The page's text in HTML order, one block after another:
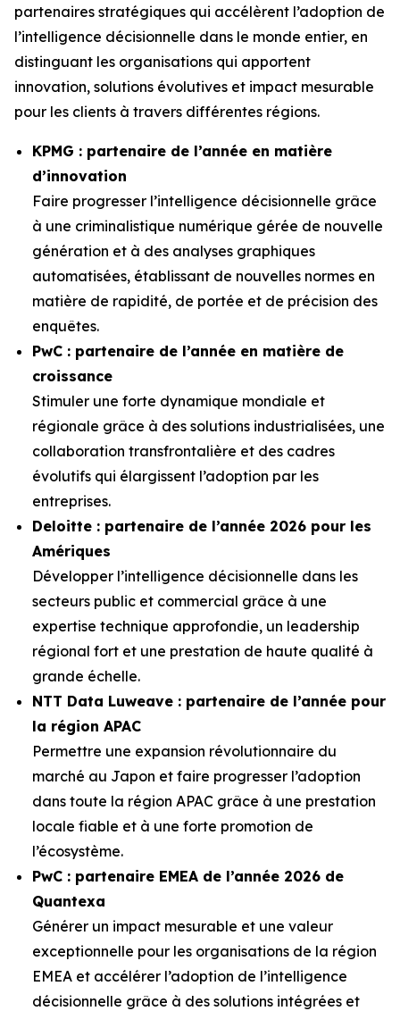
partenaires stratégiques qui accélèrent l’adoption de
l’intelligence décisionnelle dans le monde entier, en
distinguant les organisations qui apportent
innovation, solutions évolutives et impact mesurable
pour les clients à travers différentes régions.
KPMG : partenaire de l’année en matière
d’innovation
Faire progresser l’intelligence décisionnelle grâce
à une criminalistique numérique gérée de nouvelle
génération et à des analyses graphiques
automatisées, établissant de nouvelles normes en
matière de rapidité, de portée et de précision des
enquêtes.
PwC : partenaire de l’année en matière de
croissance
Stimuler une forte dynamique mondiale et
régionale grâce à des solutions industrialisées, une
collaboration transfrontalière et des cadres
évolutifs qui élargissent l’adoption par les
entreprises.
Deloitte : partenaire de l’année 2026 pour les
Amériques
Développer l’intelligence décisionnelle dans les
secteurs public et commercial grâce à une
expertise technique approfondie, un leadership
régional fort et une prestation de haute qualité à
grande échelle.
NTT Data Luweave : partenaire de l’année pour
la région APAC
Permettre une expansion révolutionnaire du
marché au Japon et faire progresser l’adoption
dans toute la région APAC grâce à une prestation
locale fiable et à une forte promotion de
l’écosystème.
PwC : partenaire EMEA de l’année 2026 de
Quantexa
Générer un impact mesurable et une valeur
exceptionnelle pour les organisations de la région
EMEA et accélérer l’adoption de l’intelligence
décisionnelle grâce à des solutions intégrées et